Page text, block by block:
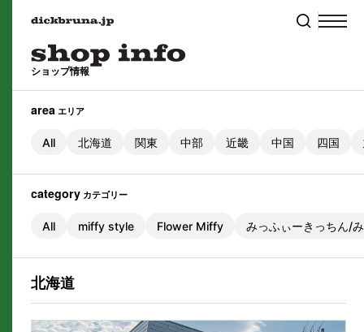
ショップ情報
area エリア
All 北海道 関東 中部 近畿 中国 四国
category カテゴリー
All miffy style Flower Miffy みっふぃーきっちん/
北海道